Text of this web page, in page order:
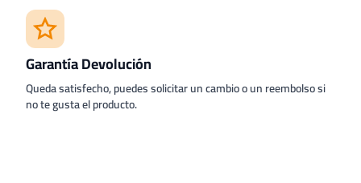
Garantía Devolución
Queda satisfecho, puedes solicitar un cambio o un reembolso si
no te gusta el producto.